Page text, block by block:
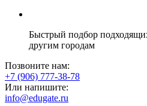
Быстрый подбор
другим городам
Позвоните нам:
+7 (906) 777-38-78
Или напишите:
info@edugate.ru